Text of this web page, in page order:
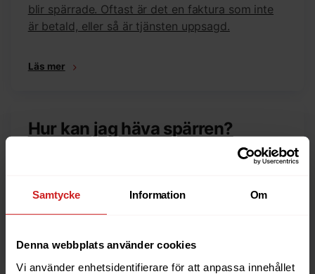
Samtycke Information Om
Denna webbplats använder cookies
Vi använder enhetsidentifierare för att anpassa innehållet
blir spärrade. Oftast är det en faktura som inte
är betald, eller så är tjänsten uppsagd.
Läs mer
Hur kan jag häva spärren?
Är du ägare till hemsidan eller domännamnet så
har vi skrivit en guide som går igenom dom
är spärrad.
Läs mer